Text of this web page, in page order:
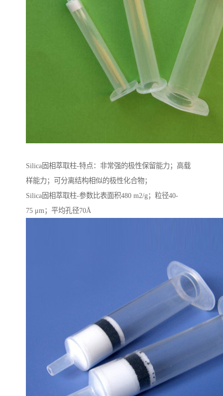
Silica固相萃取柱-特点：非常强的极性保留能力；高载
样能力；可分离结构相似的极性化合物；
Silica固相萃取柱-参数比表面积480 m2/g；粒径40-
75 μm；平均孔径70Å